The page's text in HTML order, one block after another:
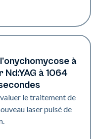
à
Nd:YAG à 1064
le traitement de
laser pulsé de